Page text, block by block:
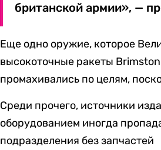
британской армии», —
Еще одно оружие, которое
высокоточные ракеты
промахивались по целям,
Среди прочего, источники
оборудованием иногда
подразделения без запчастей